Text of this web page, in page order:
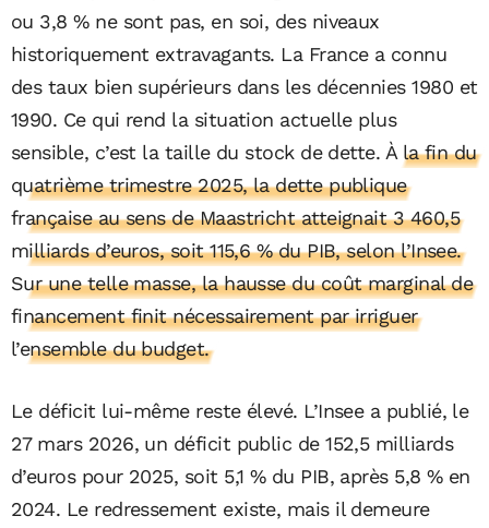
ou 3,8 % ne sont pas, en soi, des niveaux
historiquement extravagants. La France a connu
des taux bien supérieurs dans les décennies 1980 et
1990. Ce qui rend la situation actuelle plus
sensible, c’est la taille du stock de dette. À la fin du
quatrième trimestre 2025, la dette publique
française au sens de Maastricht atteignait 3 460,5
milliards d’euros, soit 115,6 % du PIB, selon l’Insee.
Sur une telle masse, la hausse du coût marginal de
financement finit nécessairement par irriguer
l’ensemble du budget.
Le déficit lui-même reste élevé. L’Insee a publié, le
27 mars 2026, un déficit public de 152,5 milliards
d’euros pour 2025, soit 5,1 % du PIB, après 5,8 % en
2024. Le redressement existe, mais il demeure